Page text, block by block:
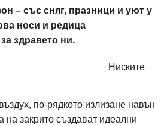
– със сняг, празници и уют у
носи и редица
здравето ни.
Ниските
по-рядкото излизане навън
на закрито създават идеални